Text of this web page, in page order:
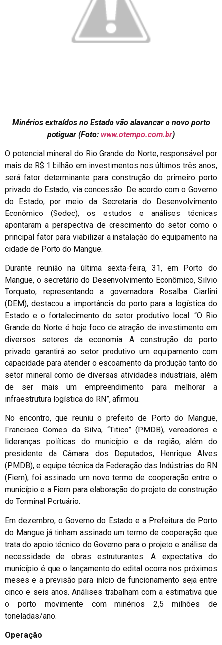
Minérios extraídos no Estado vão alavancar o novo porto
potiguar (Foto: www.otempo.com.br)
O potencial mineral do Rio Grande do Norte, responsável por
mais de R$ 1 bilhão em investimentos nos últimos três anos,
será fator determinante para construção do primeiro porto
privado do Estado, via concessão. De acordo com o Governo
do Estado, por meio da Secretaria do Desenvolvimento
Econômico (Sedec), os estudos e análises técnicas
apontaram a perspectiva de crescimento do setor como o
principal fator para viabilizar a instalação do equipamento na
cidade de Porto do Mangue.
Durante reunião na última sexta-feira, 31, em Porto do
Mangue, o secretário do Desenvolvimento Econômico, Silvio
Torquato, representando a governadora Rosalba Ciarlini
(DEM), destacou a importância do porto para a logística do
Estado e o fortalecimento do setor produtivo local. “O Rio
Grande do Norte é hoje foco de atração de investimento em
diversos setores da economia. A construção do porto
privado garantirá ao setor produtivo um equipamento com
capacidade para atender o escoamento da produção tanto do
setor mineral como de diversas atividades industriais, além
de ser mais um empreendimento para melhorar a
infraestrutura logística do RN”, afirmou.
No encontro, que reuniu o prefeito de Porto do Mangue,
Francisco Gomes da Silva, “Titico” (PMDB), vereadores e
lideranças políticas do município e da região, além do
presidente da Câmara dos Deputados, Henrique Alves
(PMDB), e equipe técnica da Federação das Indústrias do RN
(Fiern), foi assinado um novo termo de cooperação entre o
município e a Fiern para elaboração do projeto de construção
do Terminal Portuário.
Em dezembro, o Governo do Estado e a Prefeitura de Porto
do Mangue já tinham assinado um termo de cooperação que
trata do apoio técnico do Governo para o projeto e análise da
necessidade de obras estruturantes. A expectativa do
município é que o lançamento do edital ocorra nos próximos
meses e a previsão para início de funcionamento seja entre
cinco e seis anos. Análises trabalham com a estimativa que
o porto movimente com minérios 2,5 milhões de
toneladas/ano.
Operação